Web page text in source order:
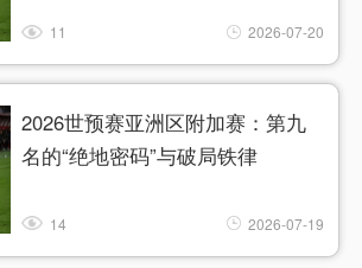
11 2026-07-20
2026世预赛亚洲区附加赛：第九
名的“绝地密码”与破局铁律
14 2026-07-19